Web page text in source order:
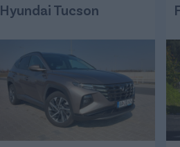
Hyundai Tucson